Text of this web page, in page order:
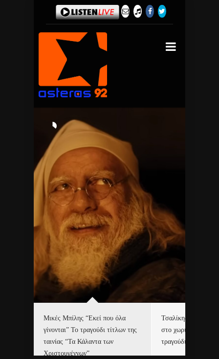
Μικές Μπίλης “Εκεί που όλα
γίνονται” Το τραγούδι τίτλων της
ταινίας “Τα Κάλαντα των
Χριστουγέννων”
Τσαλίκης,
στο χωριό του Άι
τραγούδι και video